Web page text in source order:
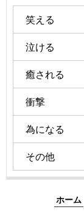
笑える
泣ける
癒される
衝撃
為になる
その他
ホーム